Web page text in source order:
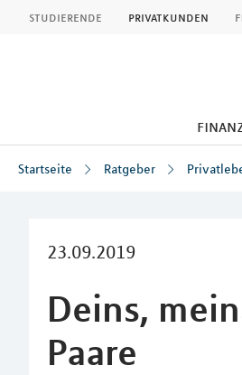
studierende privatkunden
Startseite Ratgeber
23.09.2019
Deins,
Paare